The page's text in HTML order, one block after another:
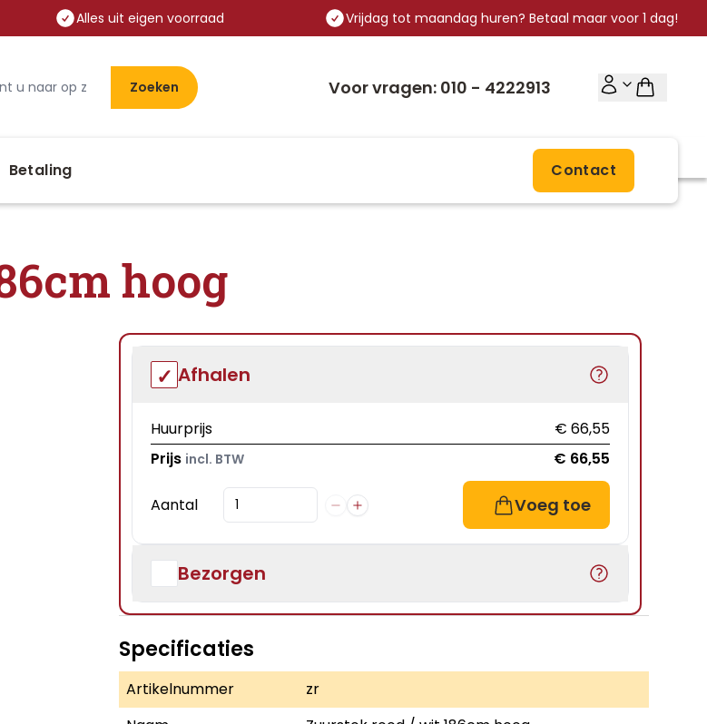
Alles uit eigen voorraad Vrijdag tot maandag huren? Betaal maar voor 1 dag!
Zoeken Voor vragen: 010 - 4222913
Betaling Contact
hoog
Afhalen
Huurprijs
€ 66,55
Prijs incl. BTW € 66,55
Aantal Voeg toe
Bezorgen
Specificaties
Artikelnummer
zr